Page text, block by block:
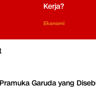
Kerja?
Ekonomi
Garuda yang